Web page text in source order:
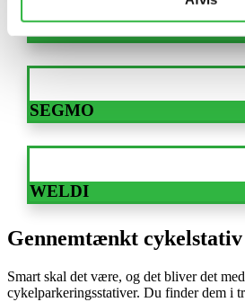
SEGMO
WELDI
Gennemtænkt
Smart skal det være, og det bliver det
cykelparkeringsstativer. Du finder dem i